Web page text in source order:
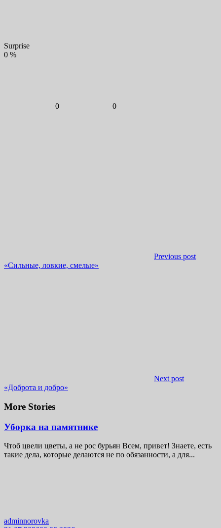
Surprise
0 %
0 0
Previous post
«Сильные, ловкие, смелые»
Next post
«Доброта и добро»
More Stories
Уборка на памятнике
Чтоб цвели цветы, а не рос бурьян Всем, привет! Знаете, есть
такие дела, которые делаются не по обязанности, а для...
adminnorovka